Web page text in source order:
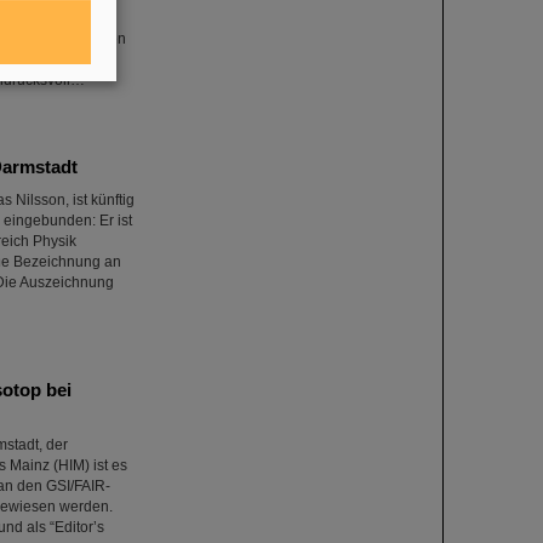
und zu
Ionen
Nilsson, ist künftig
Er ist
Physik
Bezeichnung an
Auszeichnung
bei
der
Mainz (HIM) ist es
den GSI/FAIR-
werden.
als “Editor’s